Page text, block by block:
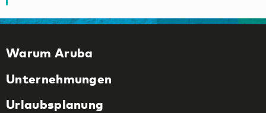
Warum Aruba
Unternehmungen
Urlaubsplanung